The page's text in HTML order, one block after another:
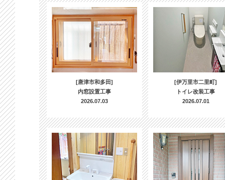
[唐津市和多田]
内窓設置工事
2026.07.03
[伊万里市二里町]
トイレ改装工事
2026.07.01